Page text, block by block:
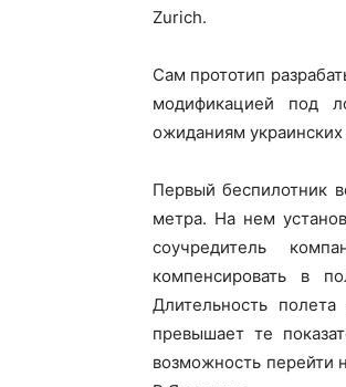
Zurich.
Сам прототип
модификацией под
ожиданиям
Первый беспилотник
метра. На нем
соучредитель
компенсировать в
Длительность
превышает те
возможность перейти